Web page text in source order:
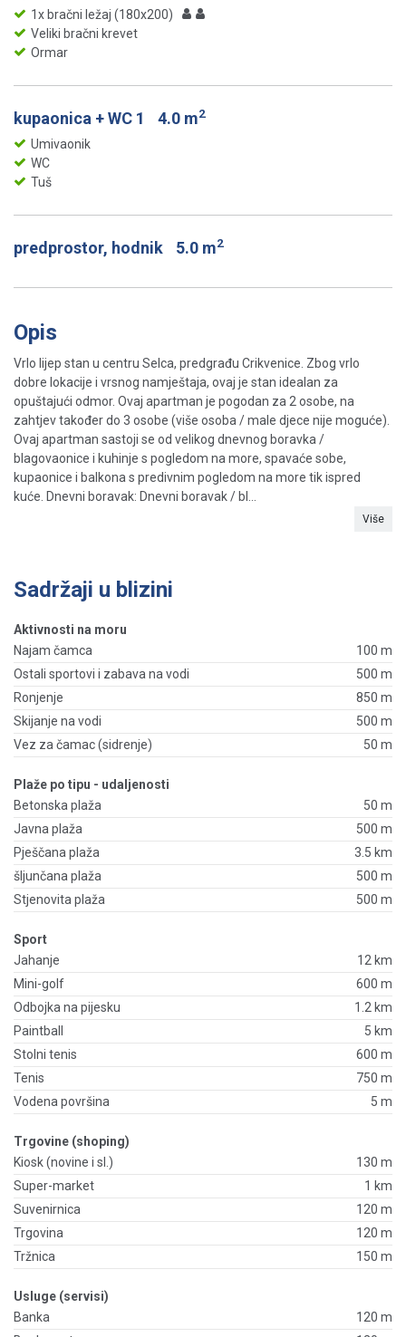
1x bračni ležaj (180x200)
Veliki bračni krevet
Ormar
kupaonica + WC 1 4.0 m2
Umivaonik
WC
Tuš
predprostor, hodnik 5.0 m2
Opis
Vrlo lijep stan u centru Selca, predgrađu Crikvenice. Zbog vrlo
dobre lokacije i vrsnog namještaja, ovaj je stan idealan za
opuštajući odmor. Ovaj apartman je pogodan za 2 osobe, na
zahtjev također do 3 osobe (više osoba / male djece nije moguće).
Ovaj apartman sastoji se od velikog dnevnog boravka /
blagovaonice i kuhinje s pogledom na more, spavaće sobe,
kupaonice i balkona s predivnim pogledom na more tik ispred
kuće. Dnevni boravak: Dnevni boravak / bl...
Više
Sadržaji u blizini
Aktivnosti na moru
Najam čamca
100 m
Ostali sportovi i zabava na vodi
500 m
Ronjenje
850 m
Skijanje na vodi
500 m
Vez za čamac (sidrenje)
50 m
Plaže po tipu - udaljenosti
Betonska plaža
50 m
Javna plaža
500 m
Pješčana plaža
3.5 km
šljunčana plaža
500 m
Stjenovita plaža
500 m
Sport
Jahanje
12 km
Mini-golf
600 m
Odbojka na pijesku
1.2 km
Paintball
5 km
Stolni tenis
600 m
Tenis
750 m
Vodena površina
5 m
Trgovine (shoping)
Kiosk (novine i sl.)
130 m
Super-market
1 km
Suvenirnica
120 m
Trgovina
120 m
Tržnica
150 m
Usluge (servisi)
Banka
120 m